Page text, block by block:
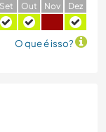
Set Out Nov Dez
O que é isso?